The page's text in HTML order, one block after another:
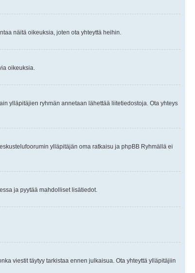
näitä oikeuksia, joten ota yhteyttä heihin.
oikeuksia.
ylläpitäjien ryhmän annetaan lähettää liitetiedostoja. Ota yhteys
ylläpitäjän oma ratkaisu ja phpBB Ryhmällä ei
ja pyytää mahdolliset lisätiedot.
viestit täytyy tarkistaa ennen julkaisua. Ota yhteyttä ylläpitäjiin